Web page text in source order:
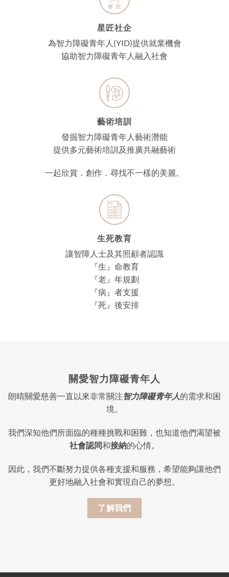
星匠社企
為智力障礙青年人(YID)提供就業機會
協助智力障礙青年人融入社會
藝術培訓
發掘智力障礙青年人藝術潛能
提供多元藝術培訓及推廣共融藝術
一起欣賞．創作．尋找不一樣的美麗。
生死教育
讓智障人士及其照顧者認識
『生』命教育
『老』年規劃
『病』者支援
『死』後安排
關愛智力障礙青年人
朗晴關愛慈善一直以來非常關注智力障礙青年人的需求和困
境。
我們深知他們所面臨的種種挑戰和困難，也知道他們渴望被
社會認同和接納的心情。
因此，我們不斷努力提供各種支援和服務，希望能夠讓他們
更好地融入社會和實現自己的夢想。
了解我們